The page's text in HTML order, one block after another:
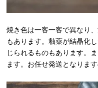
焼き色は一客一客で異なり
もあります。釉薬が結晶化
じられるものもあります。
ます。お任せ発送となりま